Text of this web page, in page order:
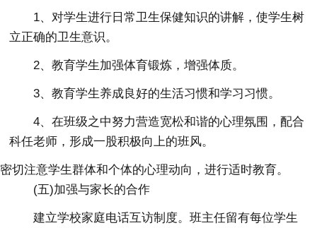
1、对学生进行日常卫生保健知识的讲解，使学生树
立正确的卫生意识。
2、教育学生加强体育锻炼，增强体质。
3、教育学生养成良好的生活习惯和学习习惯。
4、在班级之中努力营造宽松和谐的心理氛围，配合
科任老师，形成一股积极向上的班风。
密切注意学生群体和个体的心理动向，进行适时教育。
(五)加强与家长的合作
建立学校家庭电话互访制度。班主任留有每位学生